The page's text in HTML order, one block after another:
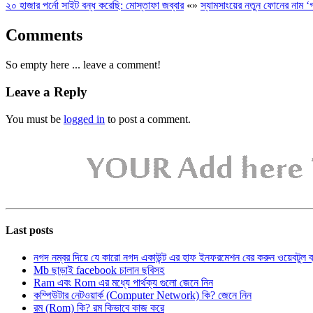
২০ হাজার পর্নো সাইট বন্ধ করেছি: মোস্তাফা জব্বার«»স্যামসাংয়ের নতুন ফোনের নাম
Comments
So empty here ... leave a comment!
Leave a Reply
You must be logged in to post a comment.
Last posts
নগদ নম্বর দিয়ে যে কারো নগদ একাউন্ট এর হাফ ইনফরমেশন বের করুন ওয়েবটুল
Mb ছাড়াই facebook চালান ছবিসহ
Ram এবং Rom এর মধ্যে পার্থক্য গুলো জেনে নিন
কম্পিউটার নেটওয়ার্ক (Computer Network) কি? জেনে নিন
রম (Rom) কি? রম কিভাবে কাজ করে